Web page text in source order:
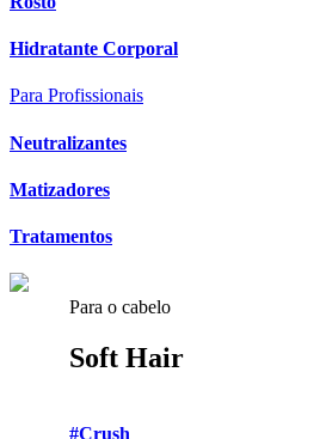
Hidratante Corporal
Para Profissionais
Neutralizantes
Matizadores
Tratamentos
Para o cabelo
Soft Hair
#Crush